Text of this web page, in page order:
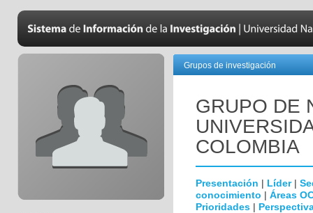
Grupos de investigación
GRUPO DE
COLOMBIA
Presentación | Líder|
conocimiento | Áreas
Prioridades |